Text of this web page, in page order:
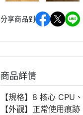
分享商品到
商品詳情
【規格】8 核心 CPU、
【外觀】正常使用痕